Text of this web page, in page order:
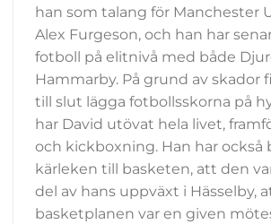
han som talang för Manchester
Alex Furgeson, och han har
fotboll på elitnivå med både
Hammarby. På grund av skador
till slut lägga fotbollsskorna på
har David utövat hela livet,
och kickboxning. Han har också
kärleken till basketen, att den
del av hans uppväxt i Hässelby,
basketplanen var en given